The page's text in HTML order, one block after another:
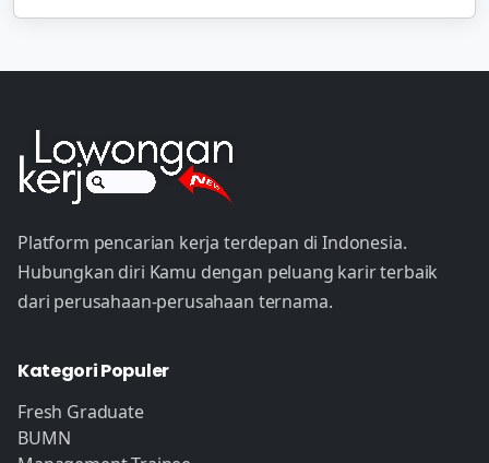
Platform pencarian kerja terdepan di Indonesia.
Hubungkan diri Kamu dengan peluang karir terbaik
dari perusahaan-perusahaan ternama.
Kategori Populer
Fresh Graduate
BUMN